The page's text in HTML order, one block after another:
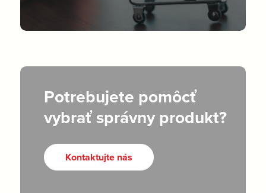
Potrebujete pomôcť
vybrať správny produkt?
Kontaktujte nás